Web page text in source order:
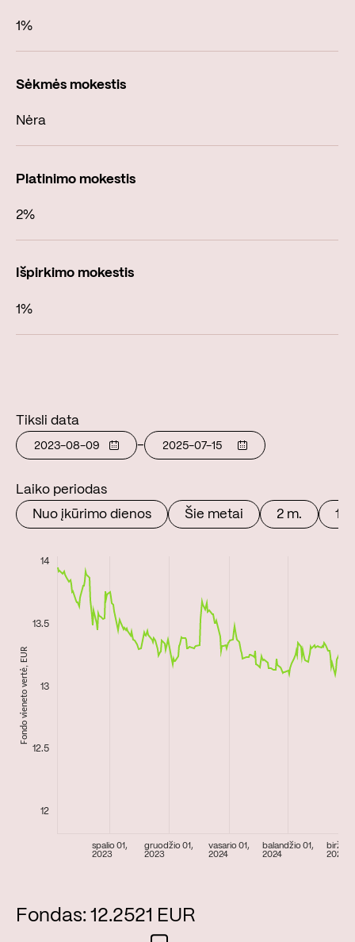
1%
Nėra
2%
1%
Tiksli data
-
Laiko periodas
Nuo įkūrimo dienos
Šie metai 2 m. 1
Fondas: 12.2521 EUR